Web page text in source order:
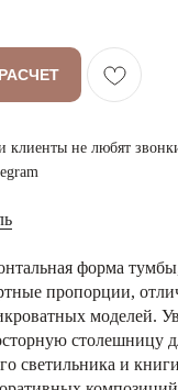
клиенты не любят
форма
пропорции,
моделей.
столешницу
светильника и